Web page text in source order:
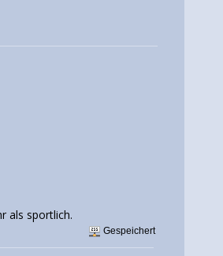
als sportlich.
Gespeichert